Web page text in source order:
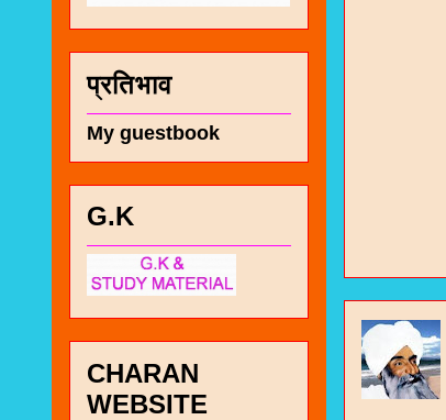
प्रतिभाव
My guestbook
G.K
CHARAN
WEBSITE